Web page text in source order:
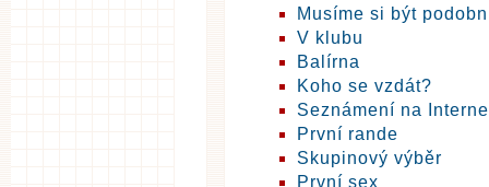
Musíme si být
V klubu
Balírna
Koho se vzdát?
Seznámení na
První rande
Skupinový výběr
První sex